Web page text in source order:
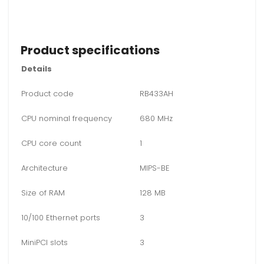
Product specifications
Details
Product code RB433AH
CPU nominal frequency 680 MHz
CPU core count 1
Architecture MIPS-BE
Size of RAM 128 MB
10/100 Ethernet ports 3
MiniPCI slots 3